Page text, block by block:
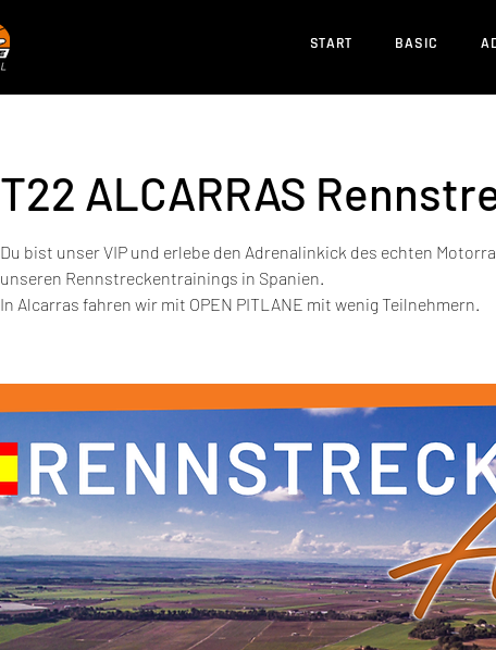
START BASIC
T22 ALCARRAS
Du bist unser VIP und erlebe den Adrenalinkick des echten
unseren Rennstreckentrainings in Spanien.
In Alcarras fahren wir mit OPEN PITLANE mit wenig Teilnehmern.